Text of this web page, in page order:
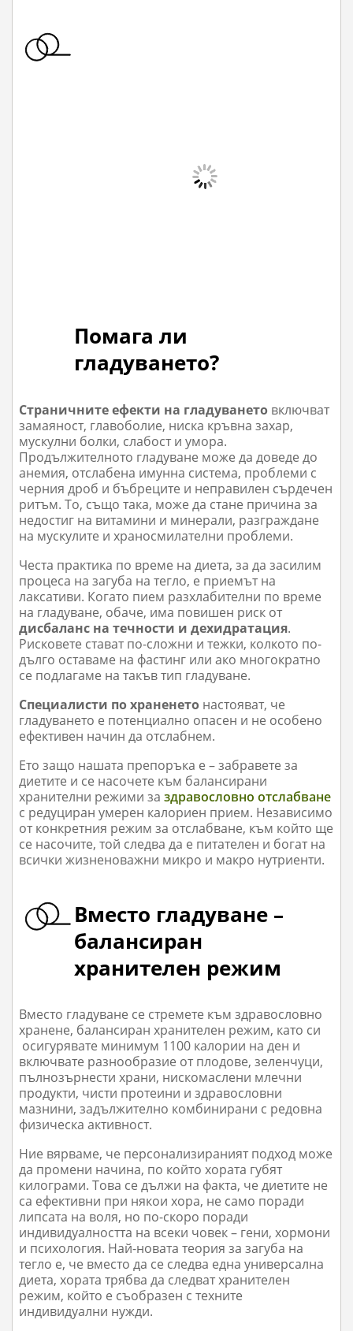
Помага ли
гладуването?
Страничните ефекти на гладуването включват
замаяност, главоболие, ниска кръвна захар,
мускулни болки, слабост и умора.
Продължителното гладуване може да доведе до
анемия, отслабена имунна система, проблеми с
черния дроб и бъбреците и неправилен сърдечен
ритъм. То, също така, може да стане причина за
недостиг на витамини и минерали, разграждане
на мускулите и храносмилателни проблеми.
Честа практика по време на диета, за да засилим
процеса на загуба на тегло, е приемът на
лаксативи. Когато пием разхлабителни по време
на гладуване, обаче, има повишен риск от
дисбаланс на течности и дехидратация.
Рисковете стават по-сложни и тежки, колкото по-
дълго оставаме на фастинг или ако многократно
се подлагаме на такъв тип гладуване.
Специалисти по храненето настояват, че
гладуването е потенциално опасен и не особено
ефективен начин да отслабнем.
Ето защо нашата препоръка е – забравете за
диетите и се насочете към балансирани
хранителни режими заздравословно отслабване
с редуциран умерен калориен прием. Независимо
от конкретния режим за отслабване, към който ще
се насочите, той следва да е питателен и богат на
всички жизненоважни микро и макро нутриенти.
Вместо гладуване –
балансиран
хранителен режим
Вместо гладуване се стремете към здравословно
хранене, балансиран хранителен режим, като си
осигурявате минимум 1100 калории на ден и
включвате разнообразие от плодове, зеленчуци,
пълнозърнести храни, нискомаслени млечни
продукти, чисти протеини и здравословни
мазнини, задължително комбинирани с редовна
физическа активност.
Ние вярваме, че персонализираният подход може
да промени начина, по който хората губят
килограми. Това се дължи на факта, че диетите не
са ефективни при някои хора, не само поради
липсата на воля, но по-скоро поради
индивидуалността на всеки човек – гени, хормони
и психология. Най-новата теория за загуба на
тегло е, че вместо да се следва една универсална
диета, хората трябва да следват хранителен
режим, който е съобразен с техните
индивидуални нужди.